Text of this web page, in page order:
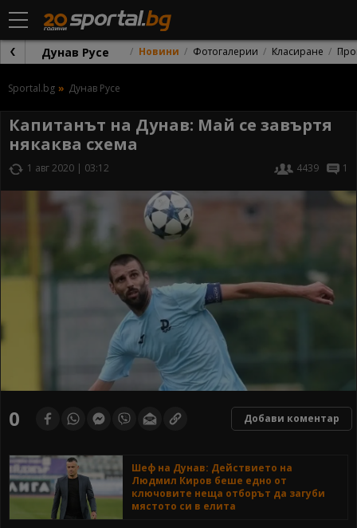
Дунав Русе Новини Фотогалерии Класиране
Sportal.bg Дунав Русе
Капитанът на Дунав: Май се завъртя
някаква схема
1 авг 2020 | 03:12 4439 1
0 Добави коментар
Шеф на Дунав: Действието на
Людмил Киров беше едно от
ключовите неща отборът да загуби
мястото си в елита